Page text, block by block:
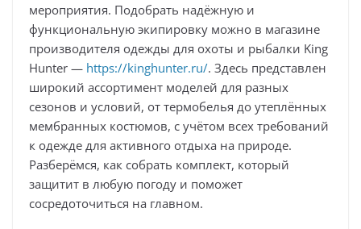
мероприятия. Подобрать надёжную и
функциональную экипировку можно в магазине
производителя одежды для охоты и рыбалки King
Hunter — https://kinghunter.ru/. Здесь представлен
широкий ассортимент моделей для разных
сезонов и условий, от термобелья до утеплённых
мембранных костюмов, с учётом всех требований
к одежде для активного отдыха на природе.
Разберёмся, как собрать комплект, который
защитит в любую погоду и поможет
сосредоточиться на главном.